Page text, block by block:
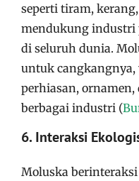
seperti tiram,
mendukung industri
di seluruh dunia.
untuk
perhiasan, ornamen,
berbagai industri​ (
6. Interaksi
Moluska